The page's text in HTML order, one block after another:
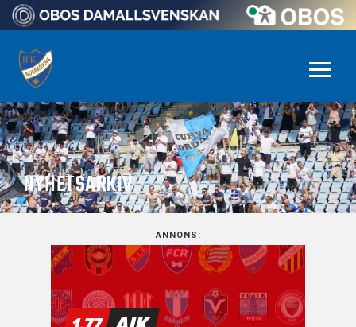
NYHETSARKIV
ANNONS: